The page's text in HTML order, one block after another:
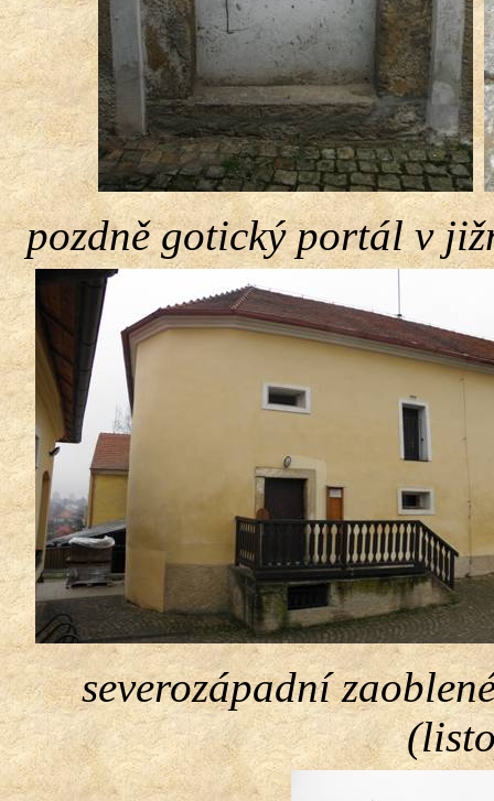
pozdně gotický portál v
severozápadní